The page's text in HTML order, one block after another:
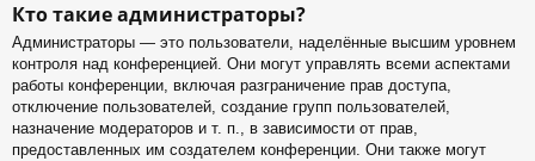
Кто такие администраторы?
Администраторы — это пользователи, наделённые высшим уровнем
контроля над конференцией. Они могут управлять всеми аспектами
работы конференции, включая разграничение прав доступа,
отключение пользователей, создание групп пользователей,
назначение модераторов и т. п., в зависимости от прав,
предоставленных им создателем конференции. Они также могут